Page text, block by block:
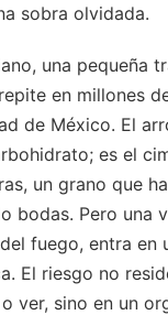
sobra olvidada.
una pequeña
en millones
de México. El
es el
un grano que
bodas. Pero una
fuego, entra en
El riesgo no
ver, sino en un